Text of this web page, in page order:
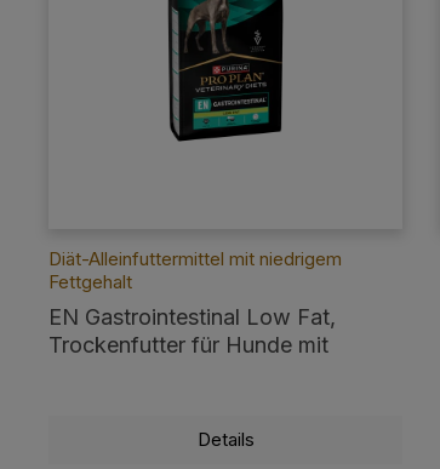
Diät-Alleinfuttermittel mit niedrigem
Fettgehalt
EN Gastrointestinal Low Fat,
Trockenfutter für Hunde mit
Details